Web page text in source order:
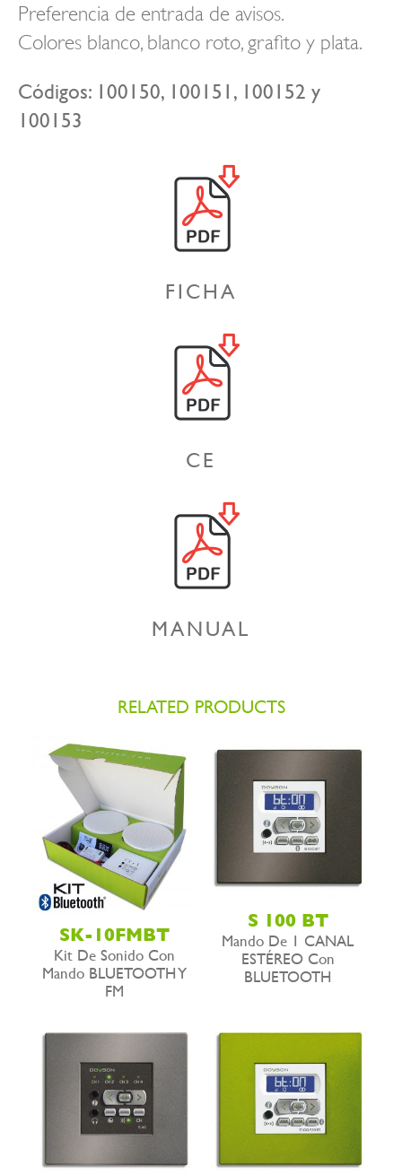
Preferencia de entrada de avisos.
Colores blanco, blanco roto, grafito y plata.
Códigos: 100150, 100151, 100152 y
100153
FICHA
CE
MANUAL
RELATED PRODUCTS
SK-10FMBT
Kit De Sonido Con
Mando BLUETOOTH Y
FM
S 100 BT
Mando De 1 CANAL
ESTÉREO Con
BLUETOOTH